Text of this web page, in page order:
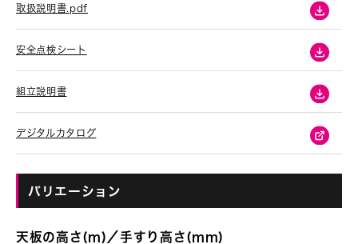
取扱説明書.pdf
安全点検シート
組立説明書
デジタルカタログ
バリエーション
天板の高さ(m)／手すり高さ(mm)